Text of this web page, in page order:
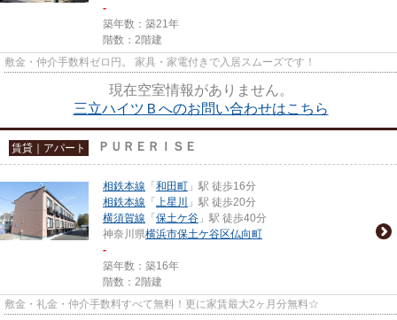
-
築年数：築21年
階数：2階建
敷金・仲介手数料ゼロ円。 家具・家電付きで入居スムーズです！
現在空室情報がありません。
三立ハイツＢへのお問い合わせはこちら
賃貸｜アパート ＰＵＲＥＲＩＳＥ
相鉄本線 「 和田町 」駅 徒歩16分
相鉄本線 「 上星川
」駅 徒歩20分
横須賀線 「 保土ケ谷 」駅 徒歩40分
神奈川県横浜市保土ケ谷区仏向町
-
築年数：築16年
階数：2階建
敷金・礼金・仲介手数料すべて無料！更に家賃最大2ヶ月分無料☆